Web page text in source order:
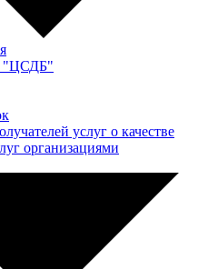
"ЦСДБ"
услуг о качестве
организациями